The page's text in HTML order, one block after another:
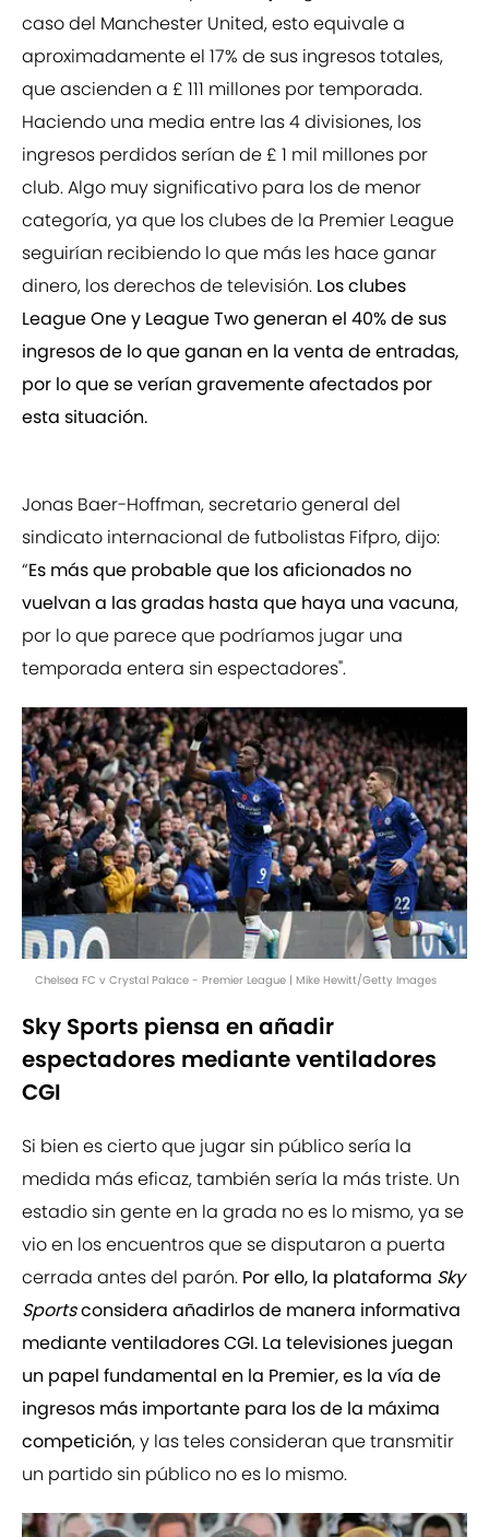
caso del Manchester United, esto equivale a
aproximadamente el 17% de sus ingresos totales,
que ascienden a £ 111 millones por temporada.
Haciendo una media entre las 4 divisiones, los
ingresos perdidos serían de £ 1 mil millones por
club. Algo muy significativo para los de menor
categoría, ya que los clubes de la Premier League
seguirían recibiendo lo que más les hace ganar
dinero, los derechos de televisión. Los clubes
League One y League Two generan el 40% de sus
ingresos de lo que ganan en la venta de entradas,
por lo que se verían gravemente afectados por
esta situación.
Jonas Baer-Hoffman, secretario general del
sindicato internacional de futbolistas Fifpro, dijo:
“Es más que probable que los aficionados no
vuelvan a las gradas hasta que haya una vacuna,
por lo que parece que podríamos jugar una
temporada entera sin espectadores".
Chelsea FC v Crystal Palace - Premier League | Mike Hewitt/Getty Images
Sky Sports piensa en añadir
espectadores mediante ventiladores
CGI
Si bien es cierto que jugar sin público sería la
medida más eficaz, también sería la más triste. Un
estadio sin gente en la grada no es lo mismo, ya se
vio en los encuentros que se disputaron a puerta
cerrada antes del parón. Por ello, la plataforma Sky
Sportsconsidera añadirlos de manera informativa
mediante ventiladores CGI. La televisiones juegan
un papel fundamental en la Premier, es la vía de
ingresos más importante para los de la máxima
competición, y las teles consideran que transmitir
un partido sin público no es lo mismo.